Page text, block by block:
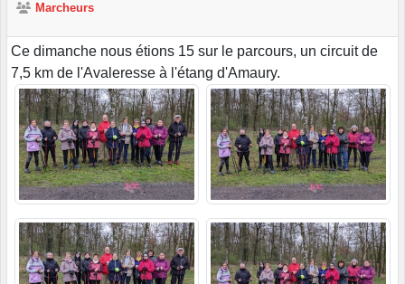
Marcheurs
Ce dimanche nous étions 15 sur le parcours, un circuit de
7,5 km de l'Avaleresse à l'étang d'Amaury.